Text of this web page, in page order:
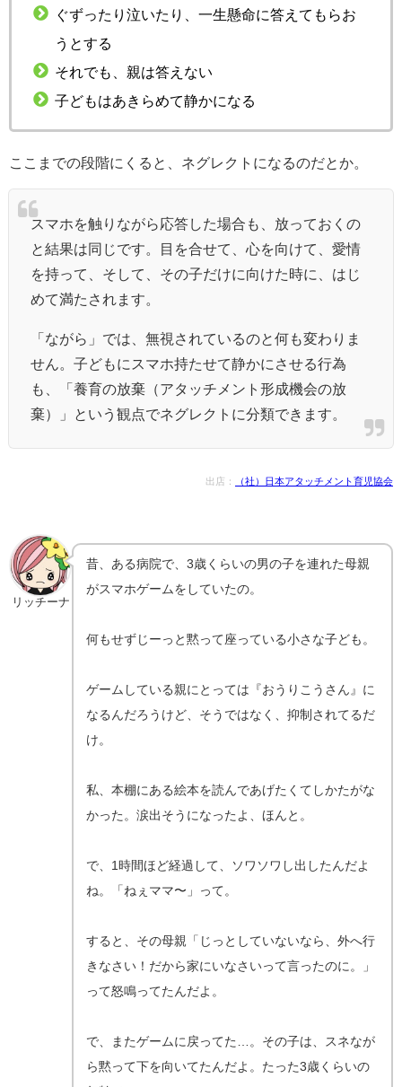
ぐずったり泣いたり、一生懸命に答えてもらお
うとする
それでも、親は答えない
子どもはあきらめて静かになる
ここまでの段階にくると、ネグレクトになるのだとか。
スマホを触りながら応答した場合も、放っておくの
と結果は同じです。目を合せて、心を向けて、愛情
を持って、そして、その子だけに向けた時に、はじ
めて満たされます。
「ながら」では、無視されているのと何も変わりま
せん。子どもにスマホ持たせて静かにさせる行為
も、「養育の放棄（アタッチメント形成機会の放
棄）」という観点でネグレクトに分類できます。
出店： （社）日本アタッチメント育児協会
リッチーナ
昔、ある病院で、3歳くらいの男の子を連れた母親
がスマホゲームをしていたの。
何もせずじーっと黙って座っている小さな子ども。
ゲームしている親にとっては『おうりこうさん』に
なるんだろうけど、そうではなく、抑制されてるだ
け。
私、本棚にある絵本を読んであげたくてしかたがな
かった。涙出そうになったよ、ほんと。
で、1時間ほど経過して、ソワソワし出したんだよ
ね。「ねぇママ〜」って。
すると、その母親「じっとしていないなら、外へ行
きなさい！だから家にいなさいって言ったのに。」
って怒鳴ってたんだよ。
で、またゲームに戻ってた…。その子は、スネなが
ら黙って下を向いてたんだよ。たった3歳くらいの